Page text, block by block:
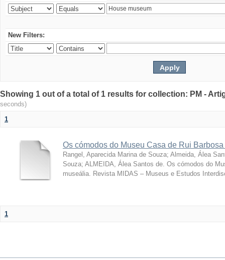
New Filters:
Showing 1 out of a total of 1 results for collection: PM -
seconds)
1
Os cómodos do Museu Casa de Rui
Rangel, Aparecida Marina de Souza; Almeida, Álea
Souza; ALMEIDA, Álea Santos de. Os cómodos do
museália. Revista MIDAS – Museus e Estudos
1